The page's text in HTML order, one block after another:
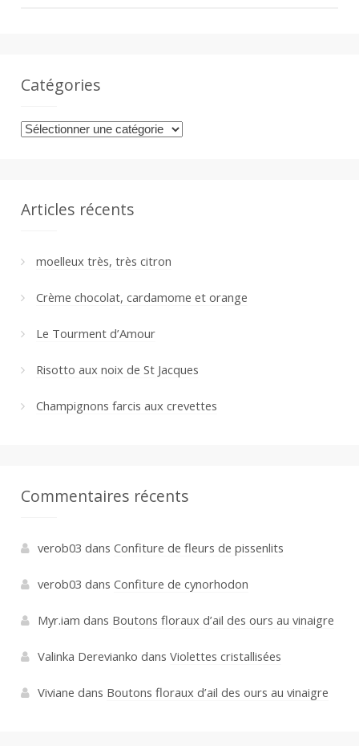
Catégories
Catégories
Articles récents
moelleux très, très citron
Crème chocolat, cardamome et orange
Le Tourment d’Amour
Risotto aux noix de St Jacques
Champignons farcis aux crevettes
Commentaires récents
verob03 dans Confiture de fleurs de pissenlits
verob03 dans Confiture de cynorhodon
Myr.iam dans Boutons floraux d’ail des ours au vinaigre
Valinka Derevianko dans Violettes cristallisées
Viviane dans Boutons floraux d’ail des ours au vinaigre